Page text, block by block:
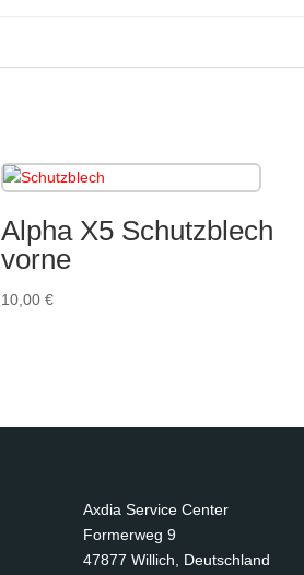
Alpha X5 Schutzblech
vorne
10,00 €
Axdia Service Center
Formerweg 9
47877 Willich, Deutschland